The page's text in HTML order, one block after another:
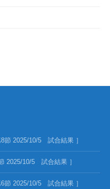
節 2025/10/5 試合結果 ］
2025/10/5 試合結果 ］
節 2025/10/5 試合結果 ］